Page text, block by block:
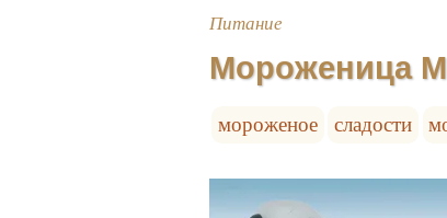
Питание
Мороженица
мороженое сладости